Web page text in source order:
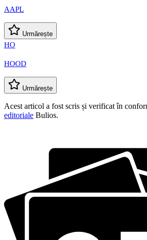
AAPL
Urmărește
HO
HOOD
Urmărește
Acest articol a fost scris și verificat în
editoriale Bulios.